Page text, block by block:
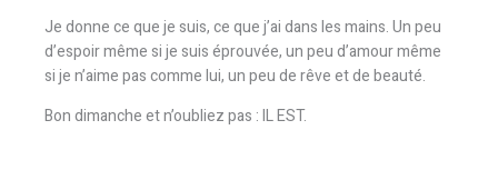
Je donne ce que je suis, ce que j’ai dans les mains. Un peu
d’espoir même si je suis éprouvée, un peu d’amour même
si je n’aime pas comme lui, un peu de rêve et de beauté.
Bon dimanche et n’oubliez pas : IL EST.